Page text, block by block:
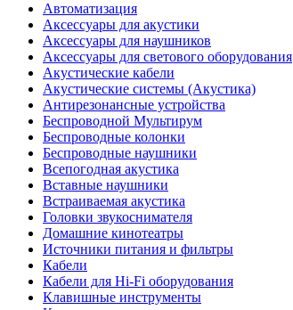
Автоматизация
Аксессуары для акустики
Аксессуары для наушников
Аксессуары для светового оборудования
Акустические кабели
Акустические системы (Акустика)
Антирезонансные устройства
Беспроводной Мультирум
Беспроводные колонки
Беспроводные наушники
Всепогодная акустика
Вставные наушники
Встраиваемая акустика
Головки звукоснимателя
Домашние кинотеатры
Источники питания и фильтры
Кабели
Кабели для Hi-Fi оборудования
Клавишные инструменты